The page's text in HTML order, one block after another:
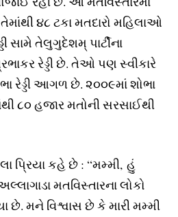
૪૮ ટકા મતદારો મહિલાઓ
સામે તેલુગુદેશમ્ પાર્ટીના
રેડ્ડી છે. તેઓ પણ સ્વીકારે
રેડ્ડી આગળ છે. ૨૦૦૯માં શોભા
૮૦ હજાર મતોની સરસાઈથી
પ્રિયા કહે છે : “મમ્મી, હું
મતવિસ્તારના લોકો
છે. મને વિશ્વાસ છે કે મારી મમ્મી